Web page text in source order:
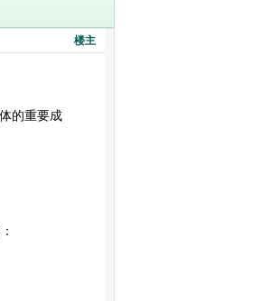
楼主
的重要成